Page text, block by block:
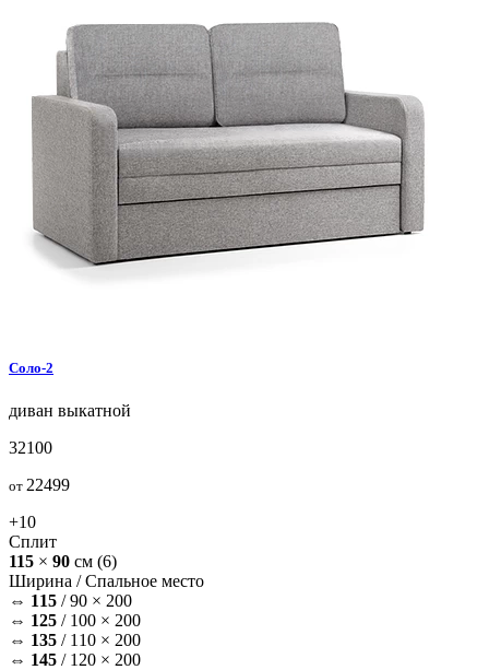
Соло-2
диван выкатной
32100
от 22499
+10
Сплит
115 × 90 см (6)
Ширина /Спальное место
⇔ 115 /90 × 200
⇔ 125 / 100 × 200
⇔ 135 / 110 × 200
⇔ 145 / 120 × 200